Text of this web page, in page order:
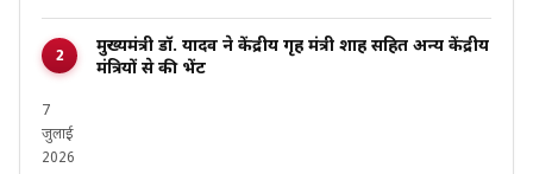
मुख्यमंत्री डॉ. यादव ने केंद्रीय गृह मंत्री शाह सहित अन्य केंद्रीय
मंत्रियों से की भेंट
7
जुलाई
2026